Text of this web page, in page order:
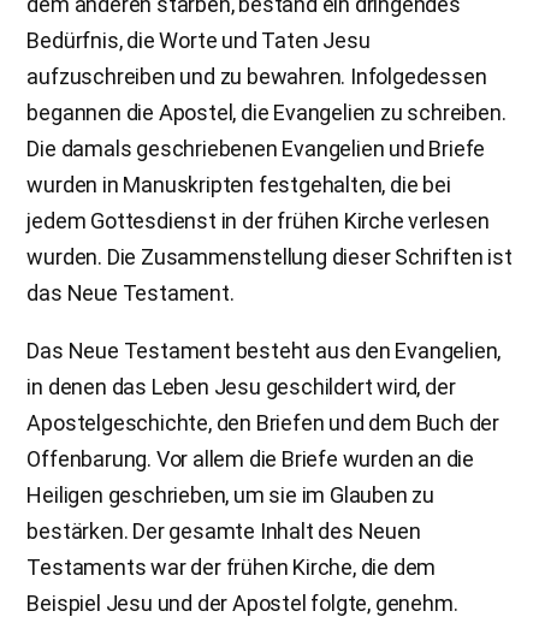
Bedürfnis, die Worte und Taten Jesu
aufzuschreiben und zu bewahren. Infolgedessen
begannen die Apostel, die Evangelien zu schreiben.
Die damals geschriebenen Evangelien und Briefe
wurden in Manuskripten festgehalten, die bei
jedem Gottesdienst in der frühen Kirche verlesen
wurden. Die Zusammenstellung dieser Schriften ist
das Neue Testament.
Das Neue Testament besteht aus den Evangelien,
in denen das Leben Jesu geschildert wird, der
Apostelgeschichte, den Briefen und dem Buch der
Offenbarung. Vor allem die Briefe wurden an die
Heiligen geschrieben, um sie im Glauben zu
bestärken. Der gesamte Inhalt des Neuen
Testaments war der frühen Kirche, die dem
Beispiel Jesu und der Apostel folgte, genehm.